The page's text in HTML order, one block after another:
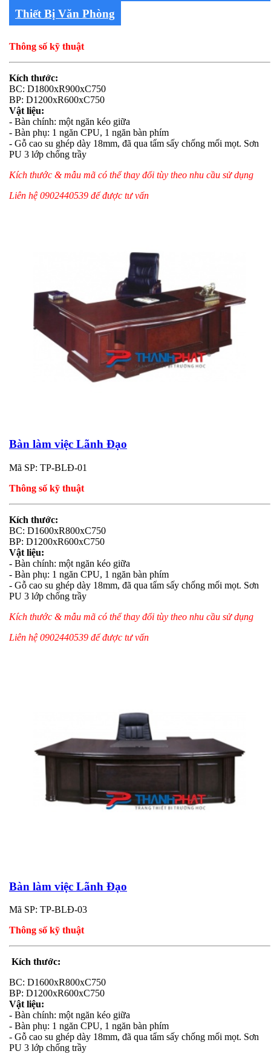
Thiết Bị Văn Phòng
Thông số kỹ thuật
Kích thước:
BC: D1800xR900xC750
BP: D1200xR600xC750
Vật liệu:
- Bàn chính: một ngăn kéo giữa
- Bàn phụ: 1 ngăn CPU, 1 ngăn bàn phím
- Gỗ cao su ghép dày 18mm, đã qua tẩm sấy chống mối mọt. Sơn
PU 3 lớp chống trầy
Kích thước & mẫu mã có thể thay đổi tùy theo nhu cầu sử dụng
Liên hệ 0902440539 để được tư vấn
Bàn làm việc Lãnh Đạo
Mã SP: TP-BLĐ-01
Thông số kỹ thuật
Kích thước:
BC: D1600xR800xC750
BP: D1200xR600xC750
Vật liệu:
- Bàn chính: một ngăn kéo giữa
- Bàn phụ: 1 ngăn CPU, 1 ngăn bàn phím
- Gỗ cao su ghép dày 18mm, đã qua tẩm sấy chống mối mọt. Sơn
PU 3 lớp chống trầy
Kích thước & mẫu mã có thể thay đổi tùy theo nhu cầu sử dụng
Liên hệ 0902440539 để được tư vấn
Bàn làm việc Lãnh Đạo
Mã SP: TP-BLĐ-03
Thông số kỹ thuật
Kích thước:
BC: D1600xR800xC750
BP: D1200xR600xC750
Vật liệu:
- Bàn chính: một ngăn kéo giữa
- Bàn phụ: 1 ngăn CPU, 1 ngăn bàn phím
- Gỗ cao su ghép dày 18mm, đã qua tẩm sấy chống mối mọt. Sơn
PU 3 lớp chống trầy